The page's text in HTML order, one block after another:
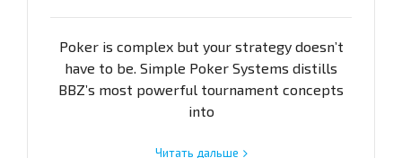
Poker is complex but your strategy doesn’t
have to be. Simple Poker Systems distills
BBZ’s most powerful tournament concepts
into
Читать дальше